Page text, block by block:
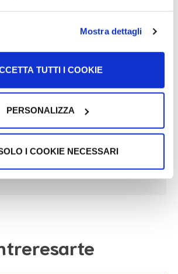
Mostra dettagli
TUTTI I COOKIE
PERSONALIZZA
I COOKIE NECESSARI
por el Gobierno italiano